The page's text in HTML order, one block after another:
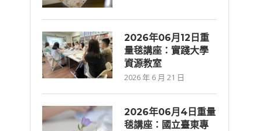
2026年06⽉12⽇重
量毯講座：實踐大學
資源教室
2026 年 6 月 21 日
2026年06月4日重量
毯講座：國立臺東專